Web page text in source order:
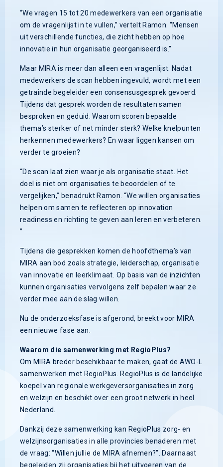
“We vragen 15 tot 20 medewerkers van een organisatie
om de vragenlijst in te vullen,” vertelt Ramon. “Mensen
uit verschillende functies, die zicht hebben op hoe
innovatie in hun organisatie georganiseerd is.”
Maar MIRA is meer dan alleen een vragenlijst. Nadat
medewerkers de scan hebben ingevuld, wordt met een
getrainde begeleider een consensusgesprek gevoerd.
Tijdens dat gesprek worden de resultaten samen
besproken en geduid. Waarom scoren bepaalde
thema’s sterker of net minder sterk? Welke knelpunten
herkennen medewerkers? En waar liggen kansen om
verder te groeien?
“De scan laat zien waar je als organisatie staat. Het
doel is niet om organisaties te beoordelen of te
vergelijken,” benadrukt Ramon. “We willen organisaties
helpen om samen te reflecteren op innovation
readiness en richting te geven aan leren en verbeteren.
”
Tijdens die gesprekken komen de hoofdthema’s van
MIRA aan bod zoals strategie, leiderschap, organisatie
van innovatie en leerklimaat. Op basis van de inzichten
kunnen organisaties vervolgens zelf bepalen waar ze
verder mee aan de slag willen.
Nu de onderzoeksfase is afgerond, breekt voor MIRA
een nieuwe fase aan.
Waarom die samenwerking met RegioPlus?
Om MIRA breder beschikbaar te maken, gaat de AWO-L
samenwerken met RegioPlus. RegioPlus is de landelijke
koepel van regionale werkgeversorganisaties in zorg
en welzijn en beschikt over een groot netwerk in heel
Nederland.
Dankzij deze samenwerking kan RegioPlus zorg- en
welzijnsorganisaties in alle provincies benaderen met
de vraag: “Willen jullie de MIRA afnemen?”. Daarnaast
begeleiden zij organisaties bij het uitvoeren van de